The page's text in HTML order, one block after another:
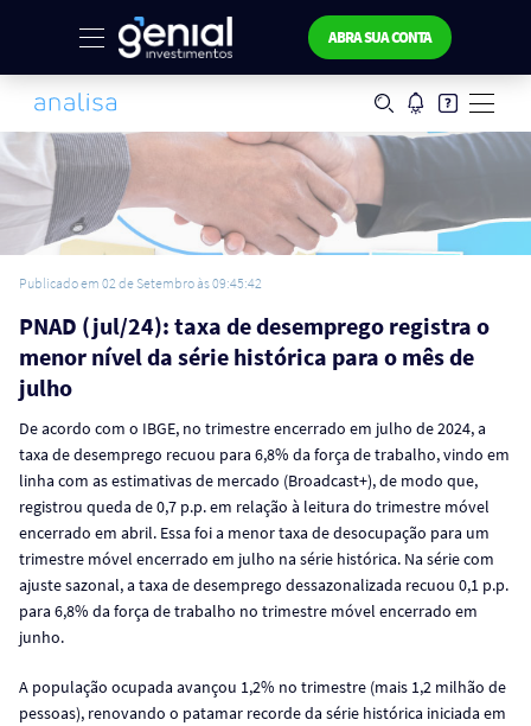
ABRA SUA CONTA
Publicado em 02 de Setembro às 09:45:42
PNAD (jul/24): taxa de desemprego registra o
menor nível da série histórica para o mês de
julho
De acordo com o IBGE, no trimestre encerrado em julho de 2024, a
taxa de desemprego recuou para 6,8% da força de trabalho, vindo em
linha com as estimativas de mercado (Broadcast+), de modo que,
registrou queda de 0,7 p.p. em relação à leitura do trimestre móvel
encerrado em abril. Essa foi a menor taxa de desocupação para um
trimestre móvel encerrado em julho na série histórica. Na série com
ajuste sazonal, a taxa de desemprego dessazonalizada recuou 0,1 p.p.
para 6,8% da força de trabalho no trimestre móvel encerrado em
junho.
A população ocupada avançou 1,2% no trimestre (mais 1,2 milhão de
pessoas), renovando o patamar recorde da série histórica iniciada em